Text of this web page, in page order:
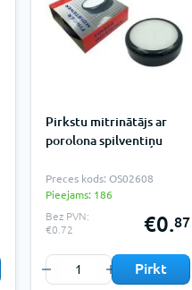
Pirkstu mitrinātājs ar
porolona spilventiņu
Preces kods: OS02608
Pieejams: 186
Bez PVN:
€0.72
€0.87
Pirkt